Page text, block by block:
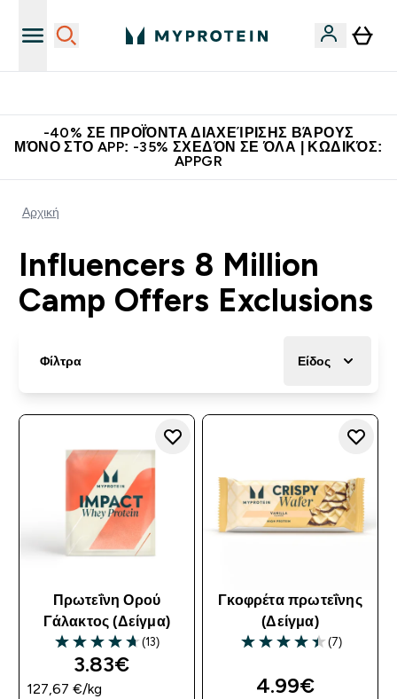
-40% ΣΕ ΠΡΟΪΌΝΤΑ ΔΙΑΧΕΊΡΙΣΗΣ ΒΆΡΟΥΣ
ΜΌΝΟ ΣΤΟ APP: -35% ΣΧΕΔΌΝ ΣΕ ΌΛΑ | ΚΩΔΙΚΌΣ:
APPGR
Αρχική
Influencers 8 Million
Camp Offers Exclusions
Φίλτρα Είδος
Πρωτεΐνη Ορού
Γάλακτος (Δείγμα)
4.69 out of 5 stars
(13)
3.83€‎
127,67 €‎/kg
Γκοφρέτα πρωτεΐνης
(Δείγμα)
4.43 out of 5 stars
(7)
4.99€‎